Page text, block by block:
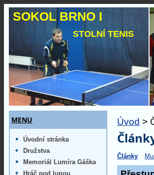
Úvod >
Články
MENU
Úvodní stránka
Družstva
Memoriál Lumíra Gáška
Hráč pod lupou
SOKOL BRNO I
STOLNÍ TENIS